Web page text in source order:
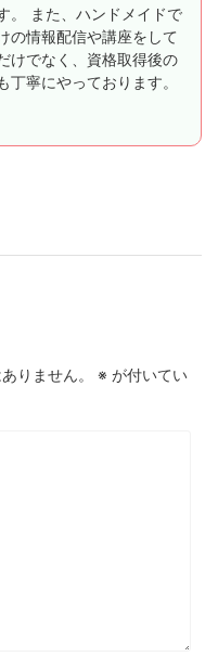
。 また、ハンドメイドで
の情報配信や講座をして
けでなく、資格取得後の
丁寧にやっております。
りません。 ※ が付いてい